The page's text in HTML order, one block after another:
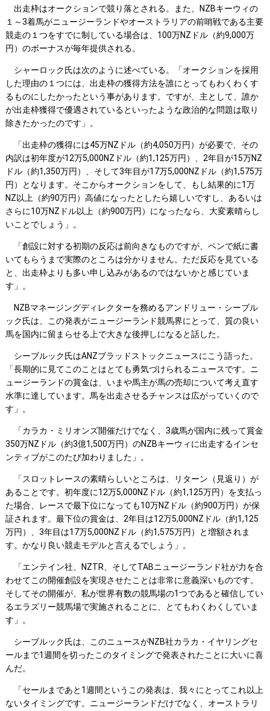
出走枠はオークションで競り落とされる。また、NZBキーウィの
１～3着馬がニュージーランドやオーストラリアの前哨戦である主要
競走の１つをすでに制している場合は、100万NZドル（約9,000万
円）のボーナスが毎年提供される。
シャーロック氏は次のように述べている。「オークションを採用
した理由の１つには、出走枠の獲得方法を誰にとってもわくわくす
るものにしたかったという事があります。ですが、主として、誰か
が出走枠獲得で優遇されているといったような政治的な問題は取り
除きたかったのです」。
「出走枠の獲得には45万NZドル（約4,050万円）が必要で、その
内訳は初年度が12万5,000NZドル（約1,125万円）、2年目が15万NZ
ドル（約1,350万円）、そして3年目が17万5,000NZドル（約1,575万
円）となります。そこからオークションをして、もし結果的に1万
NZ以上（約90万円）高値になったとしたら嬉しいですし、あるいは
さらに10万NZドル以上（約900万円）になったなら、大変素晴らし
いことでしょう」。
「創設に対する初期の反応は前向きなものですが、ペンで紙に書
いてもらうまで実際のところは分かりません。ただ反応を見ている
と、出走枠よりも多い申し込みがあるのではないかと感じていま
す」。
NZBマネージングディレクターを務めるアンドリュー・シーブル
ック氏は、この発表がニュージーランド競馬界にとって、質の良い
馬を国内に留まらせる上で大きな後押しになると話した。
シーブルック氏はANZブラッドストックニュースにこう語った。
「長期的に見てこのことはとても勇気づけられるニュースです。ニ
ュージーランドの賞金は、いまや馬主が馬の売却について考え直す
水準に達しています。馬を出走させるチャンスは広がっていくので
す」。
「カラカ・ミリオンズ開催だけでなく、3歳馬が国内に残って賞金
350万NZドル（約3億1,500万円）のNZBキーウィに出走するインセ
ンティブがこのたび加わりました」。
「スロットレースの素晴らしいところは、リターン（見返り）が
あることです。初年度に12万5,000NZドル（約1,125万円）を支払っ
た場合、レースで最下位になっても10万NZドル（約900万円）が保
証されます。最下位の賞金は、2年目は12万5,000NZドル（約1,125
万円）、3年目は17万5,000NZドル（約1,575万円）と増額されま
す。かなり良い競走モデルと言えるでしょう」。
「エンテイン社、NZTR、そしてTABニュージーランド社が力を合
わせてこの開催創設を実現させたことは非常に意義深いものです。
そしてその開催が、私が世界有数の競馬場の1つであると確信してい
るエラズリー競馬場で実施されることに、とてもわくわくしていま
す」。
シーブルック氏は、このニュースがNZB社カラカ・イヤリングセ
ールまで1週間を切ったこのタイミングで発表されたことに大いに喜
んだ。
「セールまであと1週間というこの発表は、我々にとってこれ以上
ないタイミングです。ニュージーランドだけでなく、オーストラリ